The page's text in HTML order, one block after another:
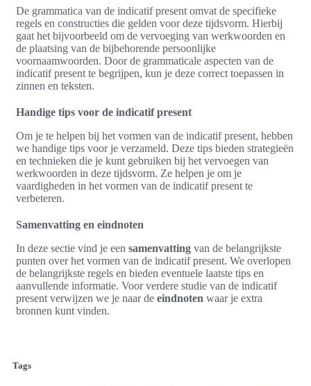
De grammatica van de indicatif present omvat de specifieke
regels en constructies die gelden voor deze tijdsvorm. Hierbij
gaat het bijvoorbeeld om de vervoeging van werkwoorden en
de plaatsing van de bijbehorende persoonlijke
voornaamwoorden. Door de grammaticale aspecten van de
indicatif present te begrijpen, kun je deze correct toepassen in
zinnen en teksten.
Handige tips voor de indicatif present
Om je te helpen bij het vormen van de indicatif present, hebben
we handige tips voor je verzameld. Deze tips bieden strategieën
en technieken die je kunt gebruiken bij het vervoegen van
werkwoorden in deze tijdsvorm. Ze helpen je om je
vaardigheden in het vormen van de indicatif present te
verbeteren.
Samenvatting en eindnoten
In deze sectie vind je een samenvatting van de belangrijkste
punten over het vormen van de indicatif present. We overlopen
de belangrijkste regels en bieden eventuele laatste tips en
aanvullende informatie. Voor verdere studie van de indicatif
present verwijzen we je naar de eindnoten waar je extra
bronnen kunt vinden.
Tags